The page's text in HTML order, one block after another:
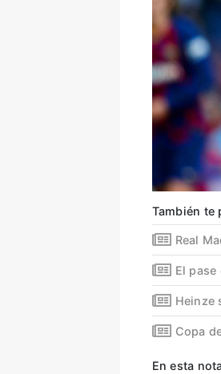
También te
Real
El
Heinze
Copa
En esta